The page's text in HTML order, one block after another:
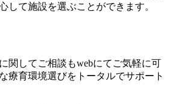
して施設を選ぶことができます。
関してご相談もwebにてご気軽に可
療育環境選びをトータルでサポート